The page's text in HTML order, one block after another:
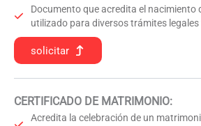
Documento que acredita el nacimiento
utilizado para diversos trámites
solicitar
CERTIFICADO DE MATRIMONIO:
Acredita la celebración de un